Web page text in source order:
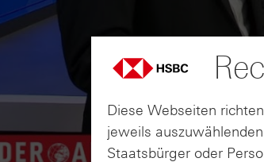
Diese Webseiten
jeweils
Staatsbürger oder